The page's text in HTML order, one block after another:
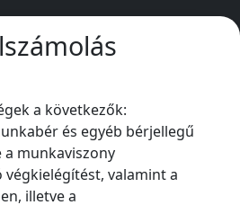
a következők:
és egyéb bérjellegű
munkaviszony
valamint a
illetve a